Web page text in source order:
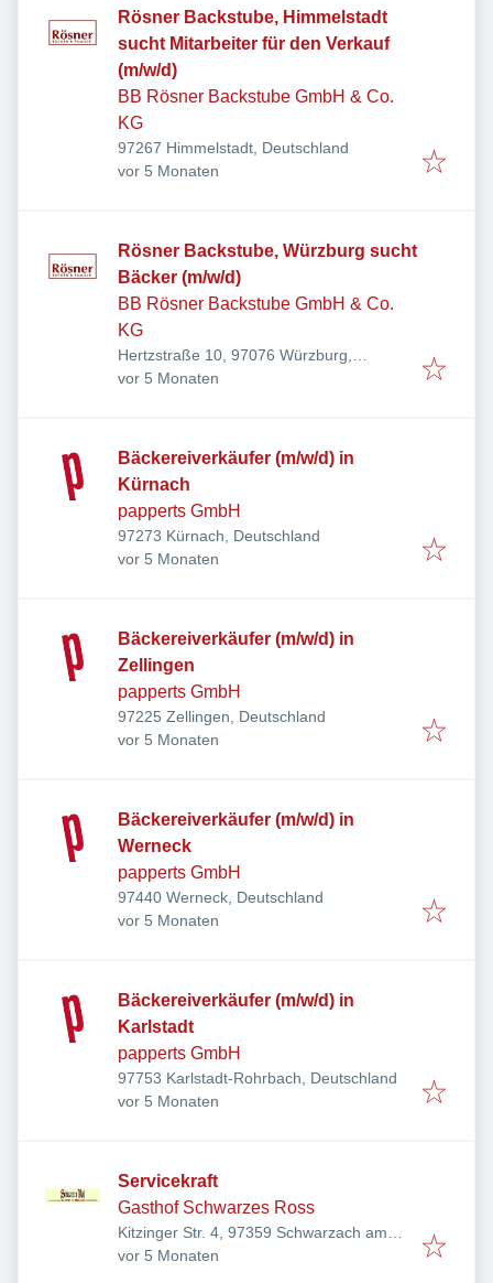
Rösner Backstube, Himmelstadt
sucht Mitarbeiter für den Verkauf
(m/w/d)
BB Rösner Backstube GmbH & Co.
KG
97267 Himmelstadt, Deutschland
Veröffentlicht:
vor 5 Monaten
Rösner Backstube, Würzburg sucht
Bäcker (m/w/d)
BB Rösner Backstube GmbH & Co.
KG
Hertzstraße 10, 97076 Würzburg,
Deutschland
Veröffentlicht:
vor 5 Monaten
Bäckereiverkäufer (m/w/d) in
Kürnach
papperts GmbH
97273 Kürnach, Deutschland
Veröffentlicht:
vor 5 Monaten
Bäckereiverkäufer (m/w/d) in
Zellingen
papperts GmbH
97225 Zellingen, Deutschland
Veröffentlicht:
vor 5 Monaten
Bäckereiverkäufer (m/w/d) in
Werneck
papperts GmbH
97440 Werneck, Deutschland
Veröffentlicht:
vor 5 Monaten
Bäckereiverkäufer (m/w/d) in
Karlstadt
papperts GmbH
97753 Karlstadt-Rohrbach, Deutschland
Veröffentlicht:
vor 5 Monaten
Servicekraft
Gasthof Schwarzes Ross
Kitzinger Str. 4, 97359 Schwarzach am
Main, Deutschland
Veröffentlicht:
vor 5 Monaten